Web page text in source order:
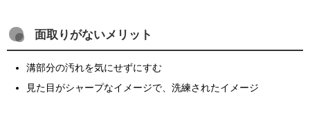
面取りがないメリット
溝部分の汚れを気にせずにすむ
見た目がシャープなイメージで、洗練されたイメージ